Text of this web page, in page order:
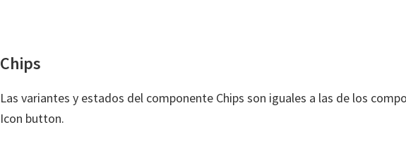
Chips
Las variantes y estados del componente Chips son iguales a las de los
Icon button.